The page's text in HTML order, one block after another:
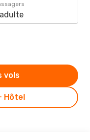
Hôtel
vols